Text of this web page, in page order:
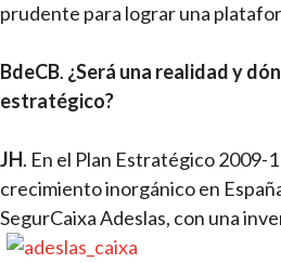
prudente para lograr una
BdeCB. ¿Será una realidad y
estratégico?
JH. En el Plan Estratégico
crecimiento inorgánico en
SegurCaixa Adeslas, con una